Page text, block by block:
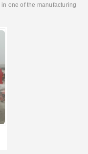
one of the manufacturing